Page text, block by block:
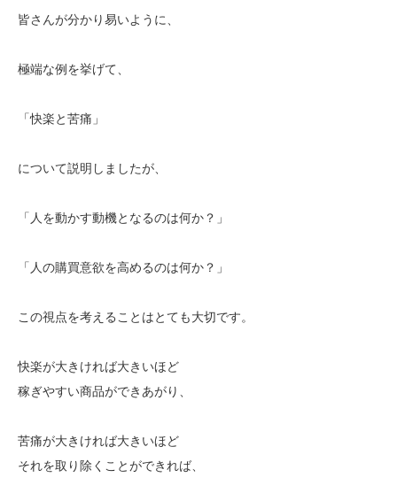
皆さんが分かり易いように、
極端な例を挙げて、
「快楽と苦痛」
について説明しましたが、
「人を動かす動機となるのは何か？」
「人の購買意欲を高めるのは何か？」
この視点を考えることはとても大切です。
快楽が大きければ大きいほど
稼ぎやすい商品ができあがり、
苦痛が大きければ大きいほど
それを取り除くことができれば、